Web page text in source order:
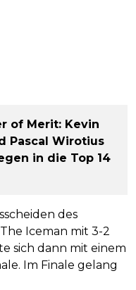
of Merit: Kevin
Pascal Wirotius
in die Top 14
des
Iceman mit 3-2
sich dann mit einem
Im Finale gelang